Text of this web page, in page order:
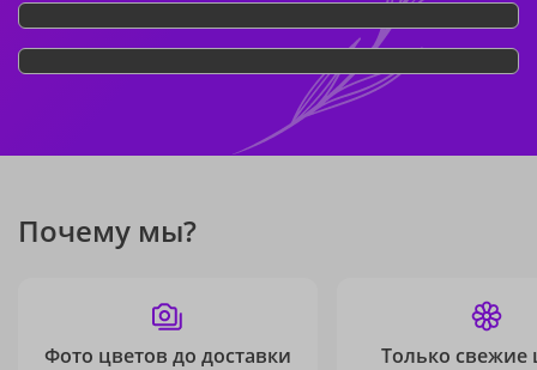
Почему мы?
Фото цветов до доставки Только свежие